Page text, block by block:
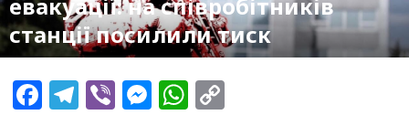
станції посилили тиск
Facebook
Telegram
ViberMessenger
WhatsApp